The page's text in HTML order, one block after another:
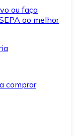
ou faça
ao melhor
comprar